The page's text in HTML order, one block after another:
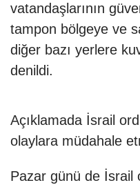
vatandaşlarının
tampon bölgeye ve
diğer bazı yerlere
denildi.
Açıklamada İsrail
olaylara müdahale
Pazar günü de İsrail